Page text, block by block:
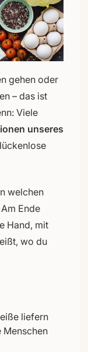
gehen oder
– das ist
Viele
unseres
welchen
Ende
Hand, mit
wo du
liefern
Menschen